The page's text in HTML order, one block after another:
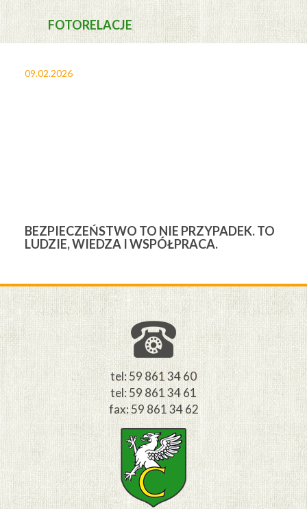
FOTORELACJE
09.02.2026
BEZPIECZEŃSTWO TO NIE PRZYPADEK. TO
LUDZIE, WIEDZA I WSPÓŁPRACA.
tel: 59 861 34 60
tel: 59 861 34 61
fax: 59 861 34 62